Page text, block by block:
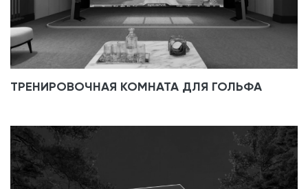
ТРЕНИРОВОЧНАЯ КОМНАТА ДЛЯ ГОЛЬФА